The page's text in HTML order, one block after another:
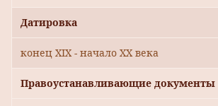
Датировка
конец XIX - начало ХХ века
Правоустанавливающие документы